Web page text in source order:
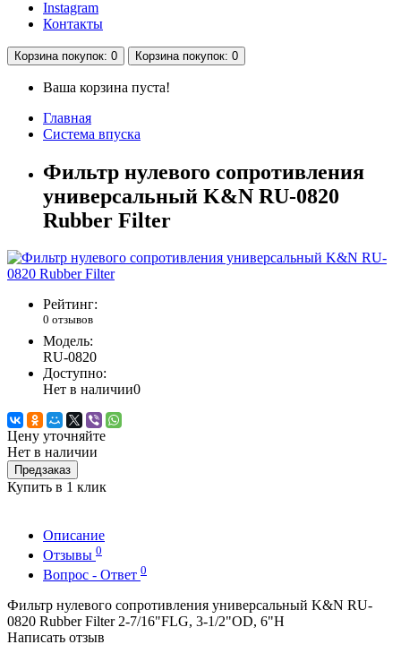
Instagram
Контакты
Корзина покупок: 0 Корзина покупок: 0
Ваша корзина пуста!
Главная
Система впуска
Фильтр нулевого сопротивления
универсальный K&N RU-0820
Rubber Filter
Рейтинг:
0 отзывов
Модель:
RU-0820
Доступно:
Нет в наличии0
Цену уточняйте
Нет в наличии
Предзаказ
Купить в 1 клик
Описание
Отзывы 0
Вопрос - Ответ 0
Фильтр нулевого сопротивления универсальный K&N RU-
0820 Rubber Filter 2-7/16"FLG, 3-1/2"OD, 6"H
Написать отзыв